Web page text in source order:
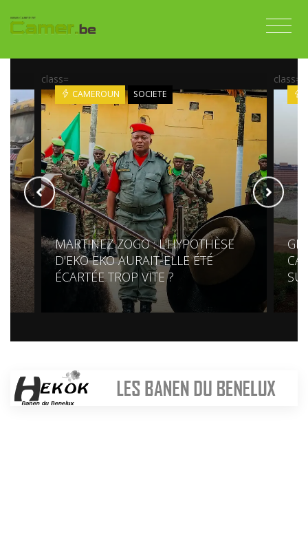
class=
CAMEROUN SOCIETE
MARTINEZ ZOGO : L'HYPOTHÈSE
D'EKO EKO AURAIT-ELLE ÉTÉ
ÉCARTÉE TROP VITE ?
class=